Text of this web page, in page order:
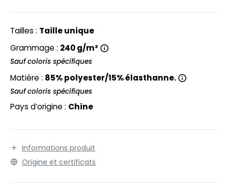
LABEL / TEAR AWAY
HALES
ROW
OF THE LOOM
OF THE LOOM VINTAGE
Tailles : Taille unique
Grammage : 240 g/m²
Sauf coloris spécifiques
Matière : 85% polyester/15% élasthanne.
Sauf coloris spécifiques
Pays d’origine : Chine
Informations produit
Origine et certificats